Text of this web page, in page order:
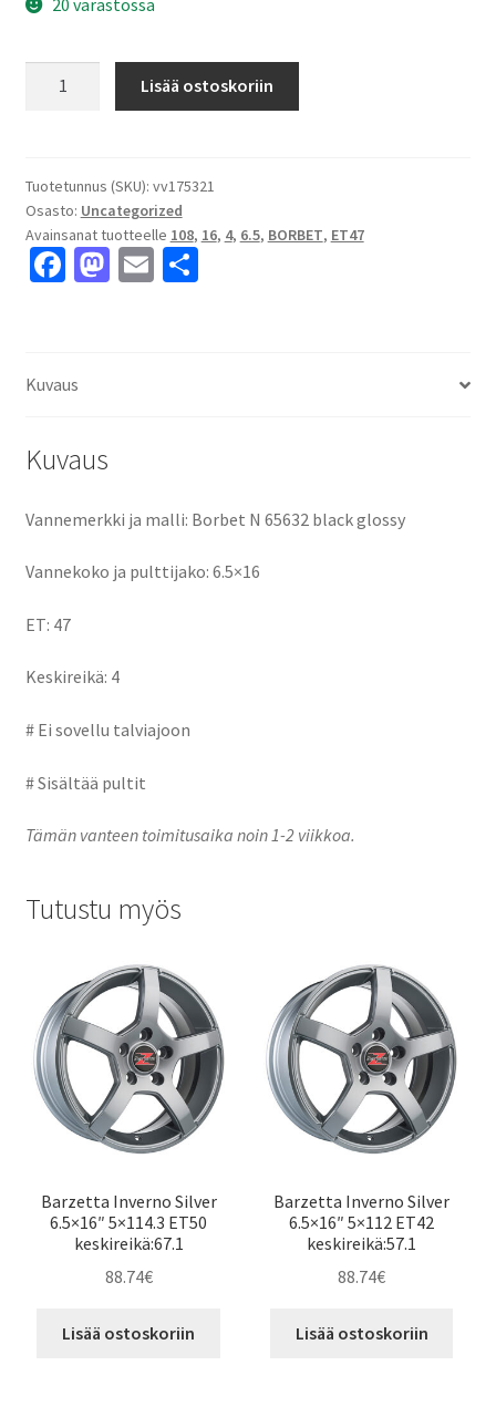
glossy
6.5x16"
4x108
ET47
Lisää ostoskoriin
Tuotetunnus (SKU): vv175321
Osasto: Uncategorized
Avainsanat tuotteelle 108, 16, 4, 6.5, BORBET, ET47
Fa
o
M E S
Kuvaus
Kuvaus
Vannemerkki ja malli: Borbet N 65632 black glossy
Vannekoko ja pulttijako: 6.5×16
ET: 47
Keskireikä: 4
# Ei sovellu talviajoon
# Sisältää pultit
Tämän vanteen toimitusaika noin 1-2 viikkoa.
Tutustu myös
Barzetta Inverno Silver
6.5×16″ 5×114.3 ET50
keskireikä:67.1
88.74€
Lisää ostoskoriin
Barzetta Inverno Silver
6.5×16″ 5×112 ET42
keskireikä:57.1
88.74€
Lisää ostoskoriin